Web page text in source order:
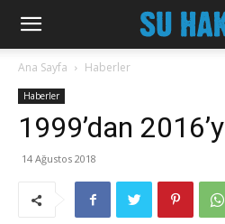
Ana Sayfa Haberler
Haberler
1999’dan
14 Ağustos 2018